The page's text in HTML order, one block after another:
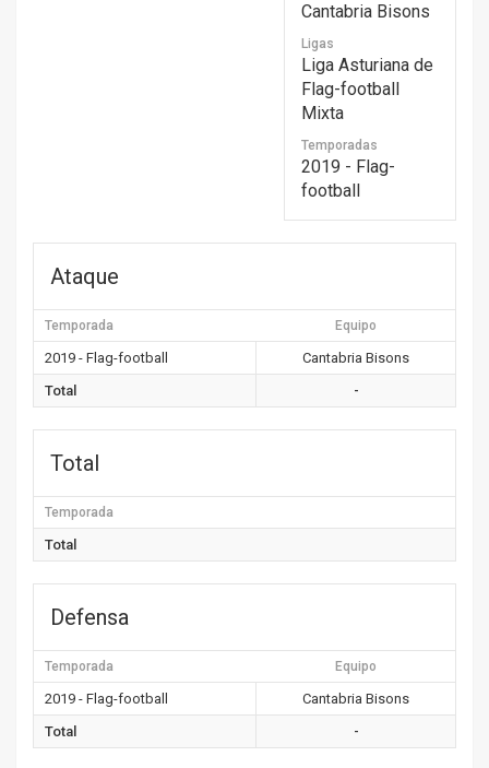
Cantabria Bisons
Ligas
Liga Asturiana de
Flag-football
Mixta
Temporadas
2019 - Flag-
football
Ataque
Temporada Equipo
2019 - Flag-football
Cantabria Bisons
Total
-
Total
Temporada
Total
Defensa
Temporada Equipo
2019 - Flag-football
Cantabria Bisons
Total
-